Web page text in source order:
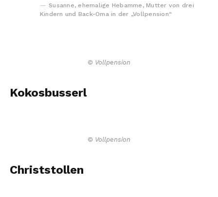
Susanne, ehemalige Hebamme, Mutter von drei
Kindern und Back-Oma in der „Vollpension“
© Vollpension
Kokosbusserl
© Vollpension
Christstollen